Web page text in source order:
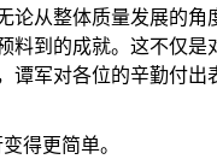
论从整体质量发展的
料到的成就。这不仅
谭军对各位的辛勤付出
得更简单。